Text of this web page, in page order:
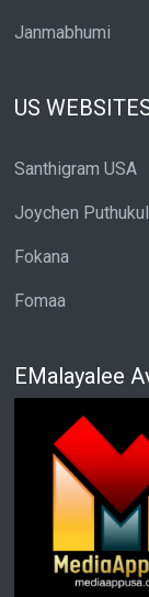
Janmabhumi
US
Santhigram USA
Joychen
Fokana
Fomaa
EMalayalee